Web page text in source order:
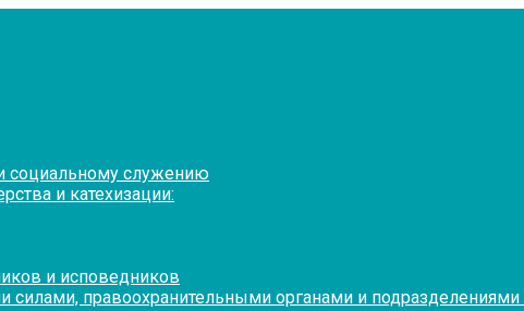
социальному служению
и катехизации:
и исповедников
правоохранительными органами и